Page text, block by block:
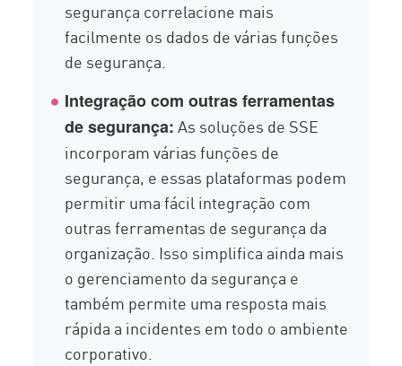
segurança correlacione mais
facilmente os dados de várias funções
de segurança.
Integração com outras ferramentas
de segurança:As soluções de SSE
incorporam várias funções de
segurança, e essas plataformas podem
permitir uma fácil integração com
outras ferramentas de segurança da
organização. Isso simplifica ainda mais
o gerenciamento da segurança e
também permite uma resposta mais
rápida a incidentes em todo o ambiente
corporativo.